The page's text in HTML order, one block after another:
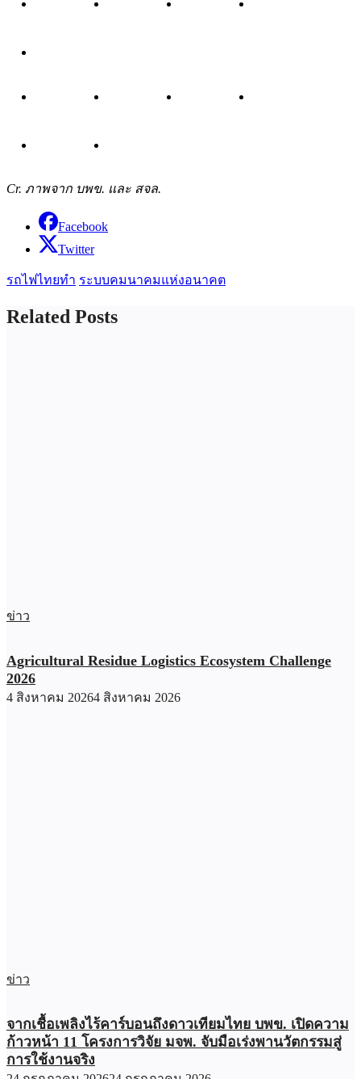
Cr. ภาพจาก บพข. และ สจล.
Facebook
Twitter
รถไฟไทยทำ ระบบคมนาคมแห่งอนาคต
Related Posts
ข่าว
Agricultural Residue Logistics Ecosystem Challenge
2026
4 สิงหาคม 20264 สิงหาคม 2026
ข่าว
จากเชื้อเพลิงไร้คาร์บอนถึงดาวเทียมไทย บพข. เปิดความ
ก้าวหน้า 11 โครงการวิจัย มจพ. จับมือเร่งพานวัตกรรมสู่
การใช้งานจริง